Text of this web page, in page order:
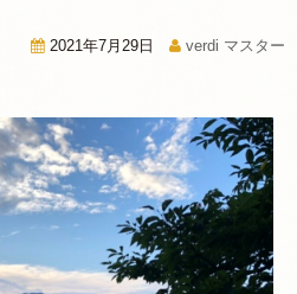
2021年7月29日 verdi マスター